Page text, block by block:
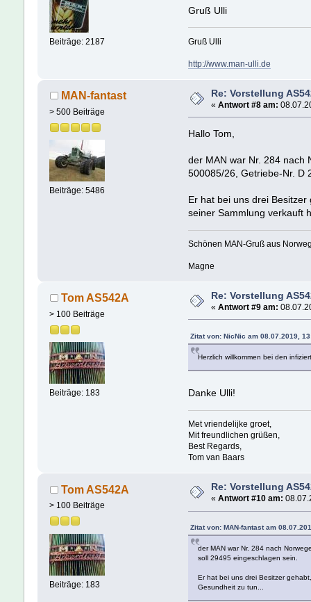
Beiträge: 2187
Gruß Ulli
Gruß Ulli
http://www.man-ulli.de
MAN-fantast
> 500 Beiträge
Beiträge: 5486
Re: Vorstellung
« Antwort #8 am:
Hallo Tom,
der MAN war Nr. 284 nach
500085/26, Getriebe-Nr. D
Er hat bei uns drei
seiner Sammlung verkauft
Schönen MAN-Gruß aus
Magne
Tom AS542A
> 100 Beiträge
Beiträge: 183
Re: Vorstellung
« Antwort #9 am:
Zitat von: NicNic am 08.07.2019,
Herzlich willkommen bei den
Danke Ulli!
Met vriendelijke groet,
Mit freundlichen grüßen,
Best Regards,
Tom van Baars
Tom AS542A
> 100 Beiträge
Beiträge: 183
Re: Vorstellung
« Antwort #10 am:
Zitat von: MAN-fantast am
der MAN war Nr. 284 nach
soll 29495 eingeschlagen sein.
Er hat bei uns drei Besitzer
Gesundheit zu tun...